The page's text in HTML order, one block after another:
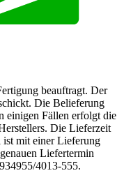
beauftragt. Der
Die Belieferung
einigen Fällen erfolgt die
Die Lieferzeit
ist mit einer Lieferung
Liefertermin
4013-555.